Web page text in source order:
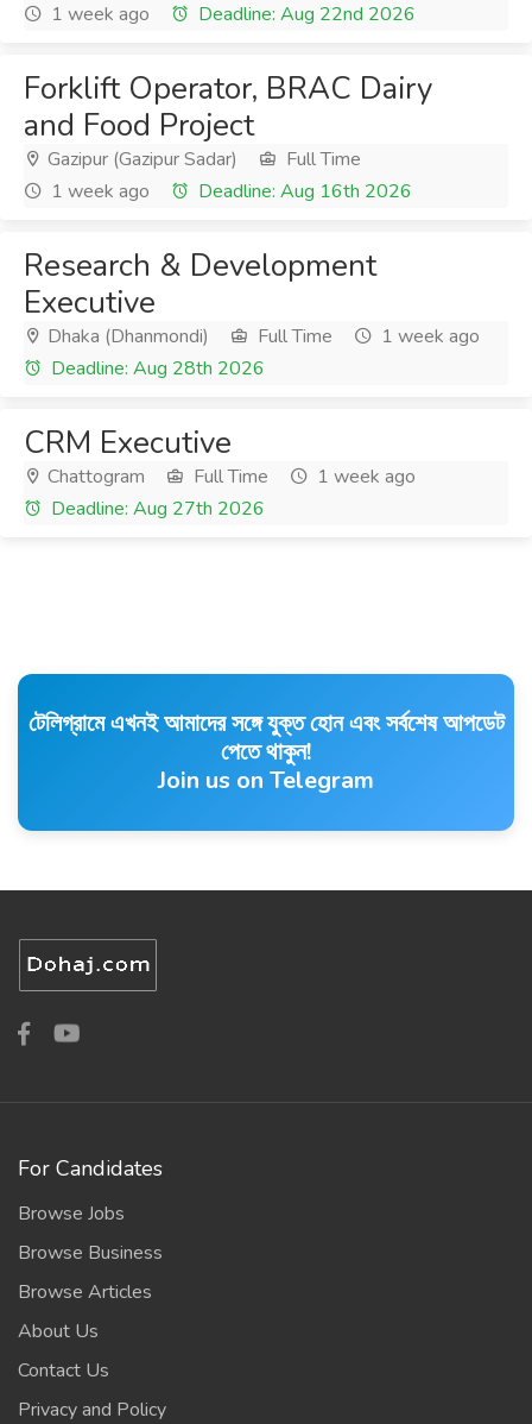
1 week ago
Deadline: Aug 22nd 2026
Forklift Operator, BRAC Dairy
and Food Project
Gazipur (Gazipur Sadar)
Full Time
1 week ago
Deadline: Aug 16th 2026
Research & Development
Executive
Dhaka (Dhanmondi) Full Time
1 week ago
Deadline: Aug 28th 2026
CRM Executive
Chattogram Full Time
1 week ago
Deadline: Aug 27th 2026
টেলিগ্রামে এখনই আমাদের সঙ্গে যুক্ত হোন এবং সর্বশেষ আপডেট
পেতে থাকুন!
Join us on Telegram
For Candidates
Browse Jobs
Browse Business
Browse Articles
About Us
Contact Us
Privacy and Policy